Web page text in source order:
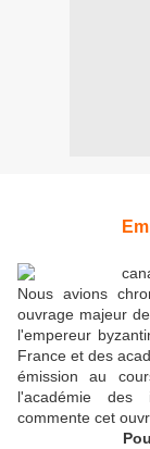
Nous avions
ouvrage majeur
l'empereur
France et des
émission au
l'académie des
commente cet